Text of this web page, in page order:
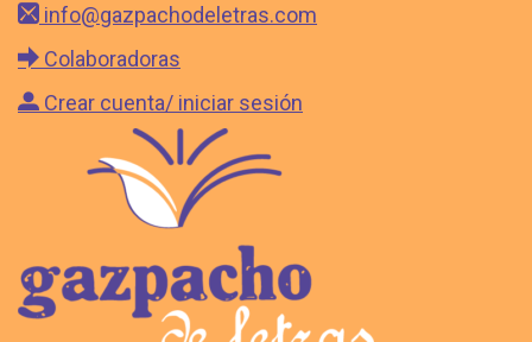
info@gazpachodeletras.com
Colaboradoras
Crear cuenta/ iniciar sesión